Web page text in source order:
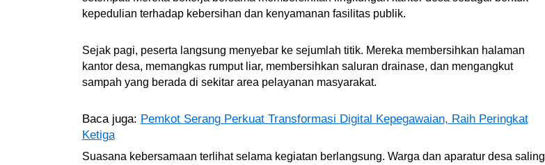
kepedulian terhadap kebersihan dan kenyamanan fasilitas publik.
Sejak pagi, peserta langsung menyebar ke sejumlah titik. Mereka membersihkan halaman
kantor desa, memangkas rumput liar, membersihkan saluran drainase, dan mengangkut
sampah yang berada di sekitar area pelayanan masyarakat.
Baca juga: Pemkot Serang Perkuat Transformasi Digital Kepegawaian, Raih Peringkat
Ketiga
Suasana kebersamaan terlihat selama kegiatan berlangsung. Warga dan aparatur desa saling